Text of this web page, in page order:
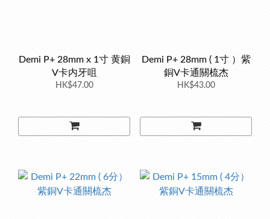
Demi P+ 28mm x 1寸 黄銅
V卡内牙咀
HK$47.00
Demi P+ 28mm ( 1寸 ）紫
銅V卡通關梳杰
HK$43.00